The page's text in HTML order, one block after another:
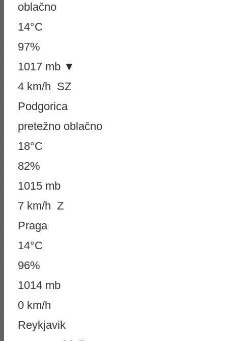
oblačno
14°C
97%
1017 mb ▼
4 km/h SZ
Podgorica
pretežno oblačno
18°C
82%
1015 mb
7 km/h Z
Praga
14°C
96%
1014 mb
0 km/h
Reykjavik